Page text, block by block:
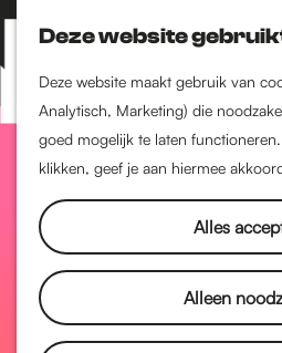
Deze website
Deze website maakt gebruik van
Analytisch, Marketing) die
goed mogelijk te laten
klikken, geef je aan hiermee
Alles
Alleen
Z
o
e
k
e
K
a
a
r
t
M
e
n
Historie
De
Vrede